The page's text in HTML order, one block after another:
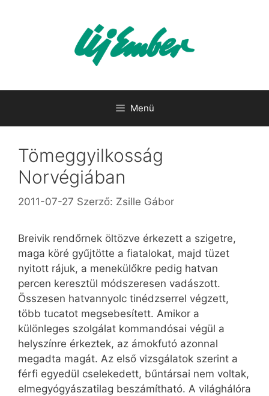
Menü
Tömeggyilkosság
Norvégiában
2011-07-27 Szerző: Zsille Gábor
Breivik rendőrnek öltözve érkezett a szigetre,
maga köré gyűjtötte a fiatalokat, majd tüzet
nyitott rájuk, a menekülőkre pedig hatvan
percen keresztül módszeresen vadászott.
Összesen hatvannyolc tinédzserrel végzett,
több tucatot megsebesített. Amikor a
különleges szolgálat kommandósai végül a
helyszínre érkeztek, az ámokfutó azonnal
megadta magát. Az első vizsgálatok szerint a
férfi egyedül cselekedett, bűntársai nem voltak,
elmegyógyászatilag beszámítható. A világhálóra